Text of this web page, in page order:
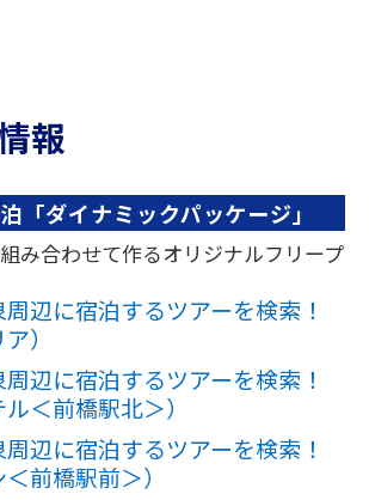
報
「ダイナミックパッケージ」
み合わせて作るオリジナルフリープ
辺に宿泊するツアーを検索！
）
辺に宿泊するツアーを検索！
ル＜前橋駅北＞）
辺に宿泊するツアーを検索！
＜前橋駅前＞）